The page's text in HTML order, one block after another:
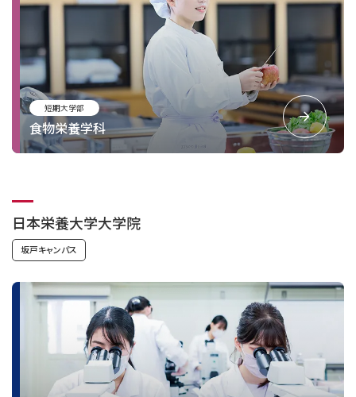
短期大学部
食物栄養学科
日本栄養大学大学院
坂戸キャンパス